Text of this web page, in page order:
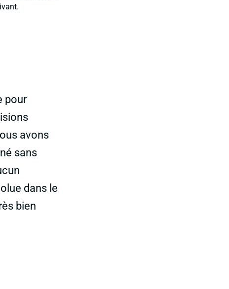
pour
avons
sans
dans le
bien